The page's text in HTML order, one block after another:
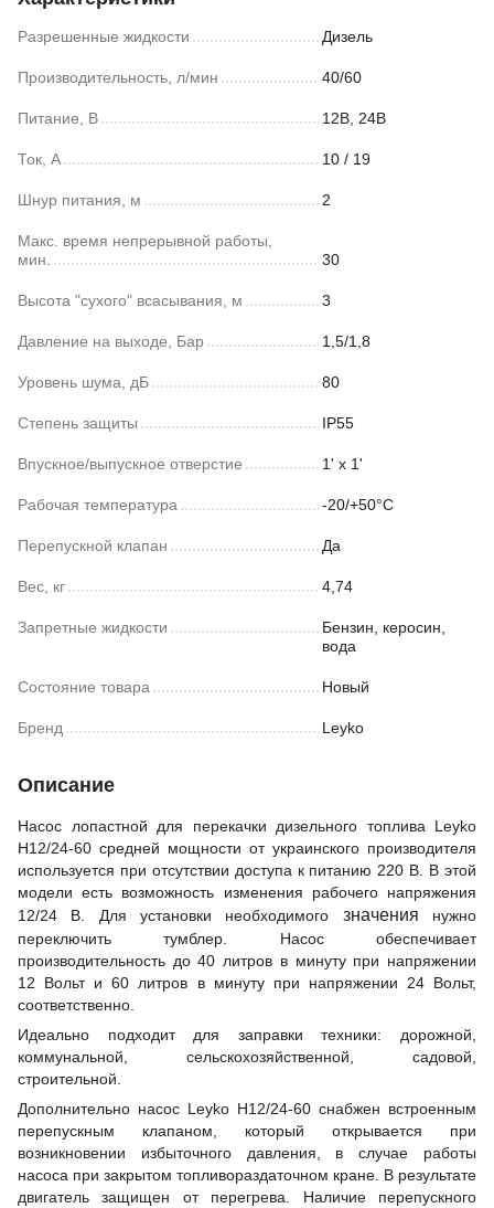
Разрешенные жидкости Дизель
Производительность, л/мин 40/60
Питание, В 12В, 24В
Ток, А 10 / 19
Шнур питания, м 2
Макс. время непрерывной работы,
мин.
30
Высота "сухого" всасывания, м 3
Давление на выходе, Бар 1,5/1,8
Уровень шума, дБ 80
Степень защиты IP55
Впускное/выпускное отверстие 1' x 1'
Рабочая температура -20/+50°С
Перепускной клапан Да
Вес, кг 4,74
Запретные жидкости
Бензин, керосин,
вода
Состояние товара Новый
Бренд Leyko
Описание
Насос лопастной для перекачки дизельного топлива Leyko
Н12/24-60 средней мощности от украинского производителя
используется при отсутствии доступа к питанию 220 В. В этой
модели есть возможность изменения рабочего напряжения
12/24 В. Для установки необходимого значения нужно
переключить тумблер. Насос обеспечивает
производительность до 40 литров в минуту при напряжении
12 Вольт и 60 литров в минуту при напряжении 24 Вольт,
соответственно.
Идеально подходит для заправки техники: дорожной,
коммунальной, сельскохозяйственной, садовой,
строительной.
Дополнительно насос Leyko Н12/24-60 снабжен встроенным
перепускным клапаном, который открывается при
возникновении избыточного давления, в случае работы
насоса при закрытом топливораздаточном кране. В результате
двигатель защищен от перегрева. Наличие перепускного